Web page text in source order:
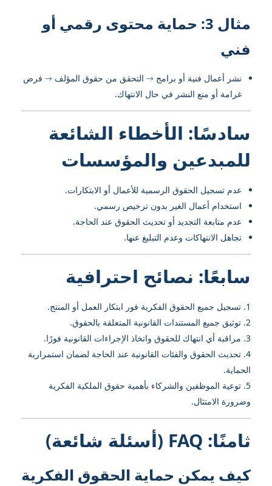
مثال 3: حماية محتوى رقمي أو
فني
نشر أعمال فنية أو برامج → التحقق من حقوق المؤلف → فرض
غرامة أو منع النشر في حال الانتهاك.
سادسًا: الأخطاء الشائعة
للمبدعين والمؤسسات
عدم تسجيل الحقوق الرسمية للأعمال أو الابتكارات.
استخدام أعمال الغير بدون ترخيص رسمي.
عدم متابعة التجديد أو تحديث الحقوق عند الحاجة.
تجاهل الانتهاكات وعدم التبليغ عنها.
سابعًا: نصائح احترافية
تسجيل جميع الحقوق الفكرية فور ابتكار العمل أو المنتج.
توثيق جميع المستندات القانونية المتعلقة بالحقوق.
مراقبة أي انتهاك للحقوق واتخاذ الإجراءات القانونية فورًا.
تحديث الحقوق والفئات القانونية عند الحاجة لضمان استمرارية
الحماية.
توعية الموظفين والشركاء بأهمية حقوق الملكية الفكرية
وضرورة الامتثال.
ثامنًا: FAQ (أسئلة شائعة)
كيف يمكن حماية الحقوق الفكرية